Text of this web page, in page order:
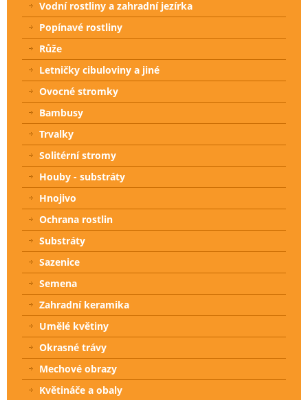
Vodní rostliny a zahradní jezírka
Popínavé rostliny
Růže
Letničky cibuloviny a jiné
Ovocné stromky
Bambusy
Trvalky
Solitérní stromy
Houby - substráty
Hnojivo
Ochrana rostlin
Substráty
Sazenice
Semena
Zahradní keramika
Umělé květiny
Okrasné trávy
Mechové obrazy
Květináče a obaly